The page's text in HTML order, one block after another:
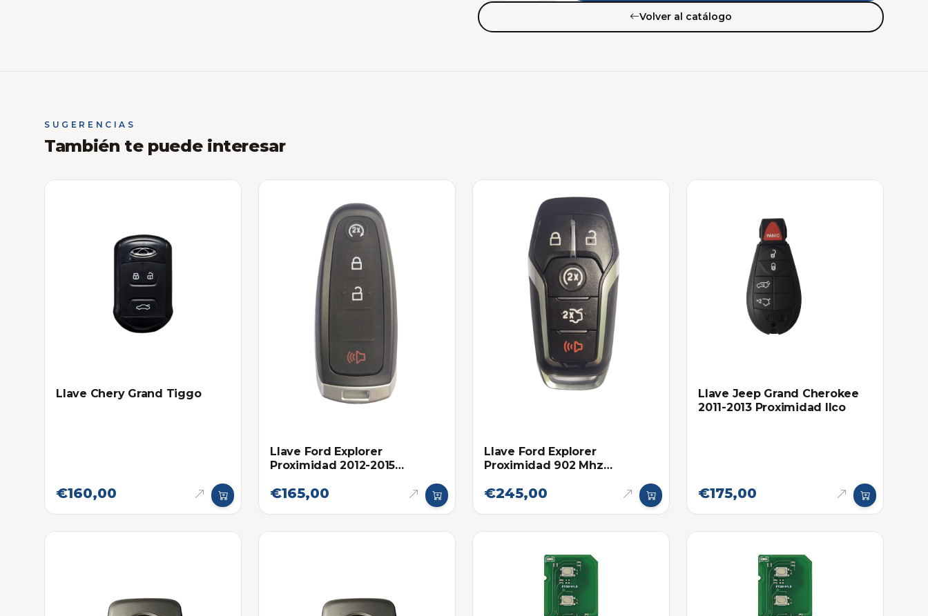
Volver al catálogo
SUGERENCIAS
También te puede interesar
Llave Chery Grand Tiggo
€160,00
Llave Ford Explorer
Proximidad 2012-2015
€165,00
Llave Ford Explorer
Proximidad 902 Mhz
2019
€245,00
Llave Jeep Grand Cherokee
2011-2013 Proximidad Ilco
€175,00